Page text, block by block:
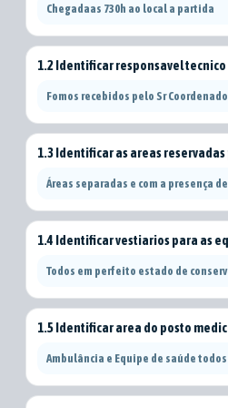
Chegadaas 730h ao local a partida
1.2 Identificar responsavel
Fomos recebidos pelo Sr
1.3 Identificar as areas
Áreas separadas e com a presença
1.4 Identificar vestiarios para as
Todos em perfeito estado de
1.5 Identificar area do posto
Ambulância e Equipe de saúde